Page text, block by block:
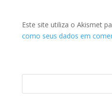
Este site utiliza o Akismet
como seus dados em